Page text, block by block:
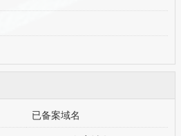
已备案域名